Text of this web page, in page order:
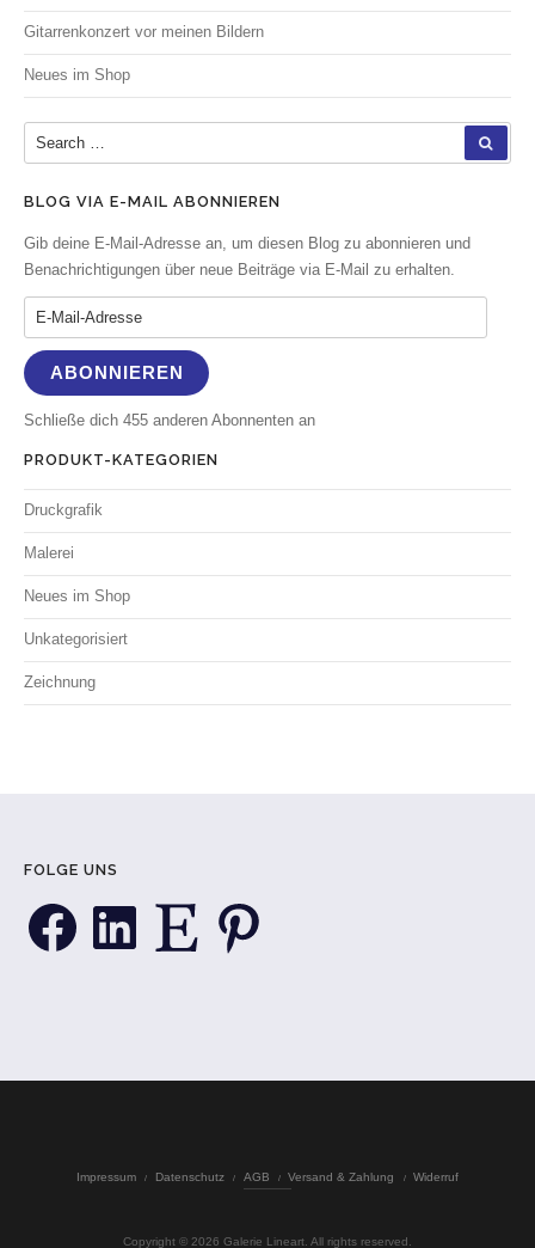
Gitarrenkonzert vor meinen Bildern
Neues im Shop
Search for:
BLOG VIA E-MAIL ABONNIEREN
Gib deine E-Mail-Adresse an, um diesen Blog zu abonnieren und
Benachrichtigungen über neue Beiträge via E-Mail zu erhalten.
E-Mail-Adresse
ABONNIEREN
Schließe dich 455 anderen Abonnenten an
PRODUKT-KATEGORIEN
Druckgrafik
Malerei
Neues im Shop
Unkategorisiert
Zeichnung
FOLGE UNS
Facebook
LinkedIn Etsy Pinterest
Impressum Datenschutz AGB Versand & Zahlung Widerruf
Copyright © 2026 Galerie Lineart. All rights reserved.